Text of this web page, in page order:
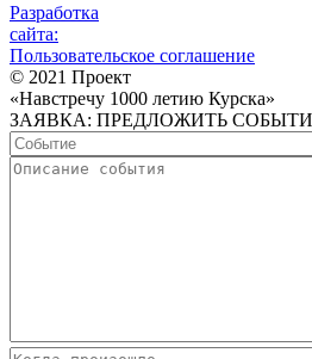
Разработка
сайта:
Пользовательское соглашение
© 2021 Проект
«Навстречу 1000 летию Курска»
ЗАЯВКА: ПРЕДЛОЖИТЬ